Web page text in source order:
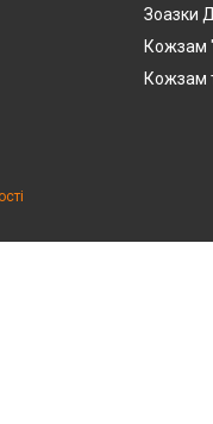
Зоазки
Кожзам
Кожзам